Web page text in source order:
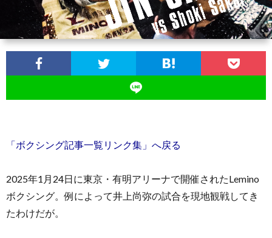
マ
お
「ボクシング記事一覧リンク集」へ戻る
2025年1月24日に東京・有明アリーナで開催されたLemino
ボクシング。例によって井上尚弥の試合を現地観戦してき
たわけだが。